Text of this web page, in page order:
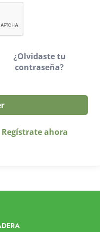
¿Olvidaste tu
contraseña?
Regístrate ahora